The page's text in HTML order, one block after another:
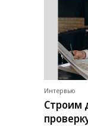
Интервью
Строим